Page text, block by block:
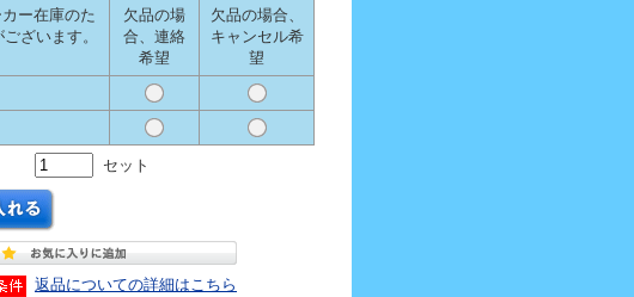
ー在庫のた
ざいます。
欠品の場
合、連絡
希望
欠品の場合、
キャンセル希
望
セット
返品についての詳細はこちら